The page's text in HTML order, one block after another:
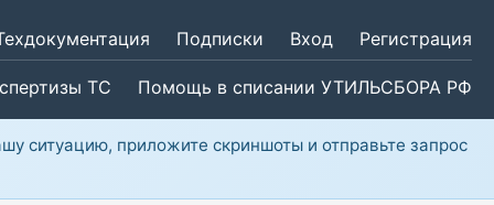
Подписки Вход Регистрация
ТС Помощь в списании УТИЛЬСБОРА РФ
ситуацию, приложите скриншоты и отправьте запрос